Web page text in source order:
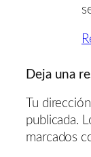
Deja una
Tu
publicada.
marcados